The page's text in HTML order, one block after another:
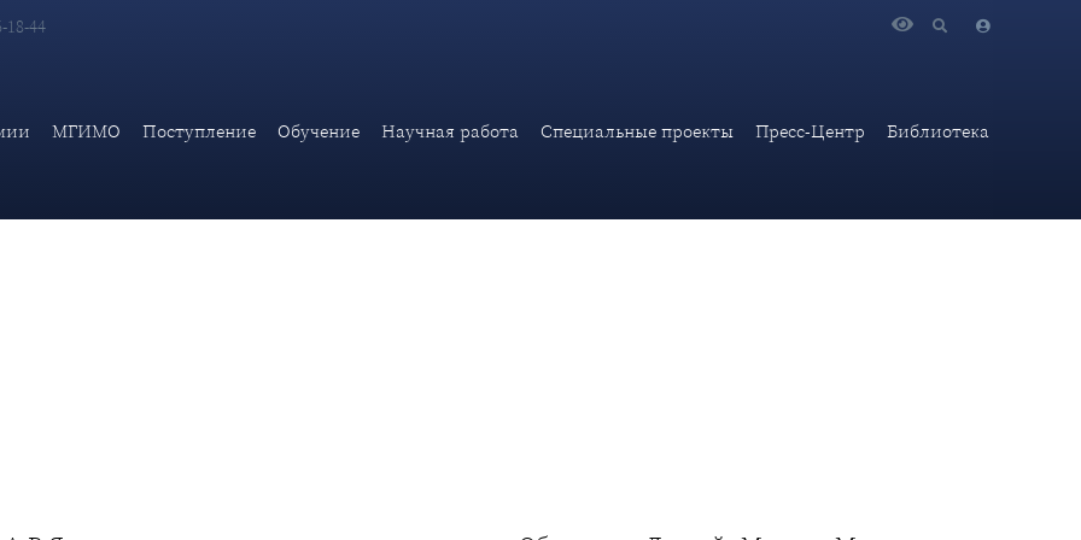
18-44
МГИМО Поступление Обучение Научная работа Специальные проекты Пресс-Центр Библиотека
академии МИД России А.В.Яковенко во встрече Общества Друзей Музеев Московского Кремля